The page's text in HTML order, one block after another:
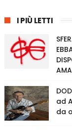
I PIÙ LETTI
ad
da